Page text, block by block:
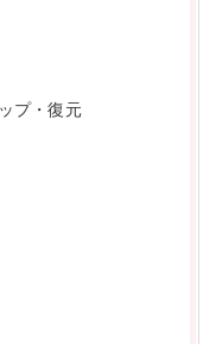
プ・復元